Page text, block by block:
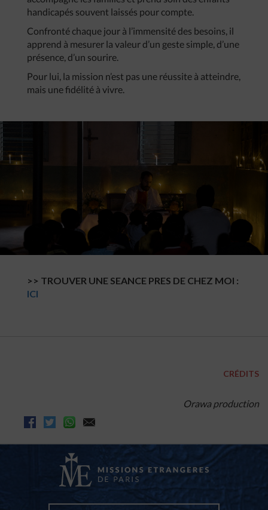
handicapés souvent laissés pour compte.
Confronté chaque jour à l’immensité des besoins, il
apprend à mesurer la valeur d’un geste simple, d’une
présence, d’un sourire.
Pour lui, la mission n’est pas une réussite à atteindre,
mais une fidélité à vivre.
>> TROUVER UNE SEANCE PRES DE CHEZ MOI :
ICI
CRÉDITS
Orawa production